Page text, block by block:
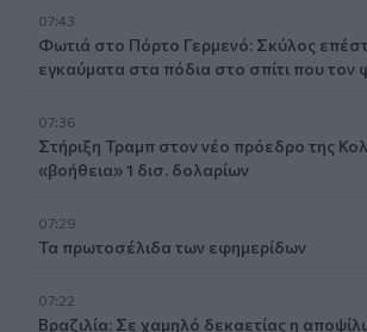
07:43
Φωτιά στο Πόρτο Γερμενό: Σκύλος
εγκαύματα στα πόδια στο σπίτι που τον
07:36
Στήριξη Τραμπ στον νέο πρόεδρο της
«βοήθεια» 1 δισ. δολαρίων
07:29
Τα πρωτοσέλιδα των εφημερίδων
07:22
Βραζιλία: Σε χαμηλό δεκαετίας η